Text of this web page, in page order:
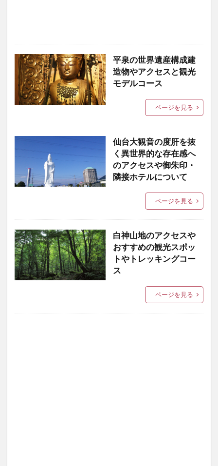
平泉の世界遺産構成建
造物やアクセスと観光
モデルコース
ページを見る
仙台大観音の度肝を抜
く異世界的な存在感へ
のアクセスや御朱印・
隣接ホテルについて
ページを見る
白神山地のアクセスや
おすすめの観光スポッ
トやトレッキングコー
ス
ページを見る